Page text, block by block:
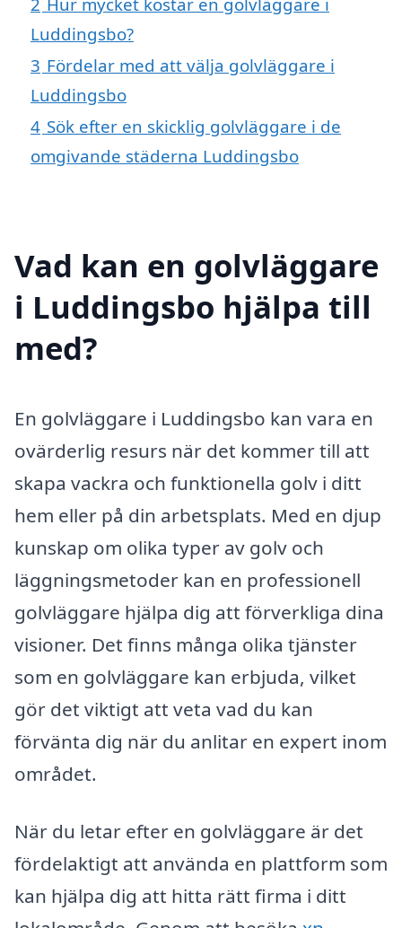
Luddingsbo?
3 Fördelar med att välja golvläggare i
Luddingsbo
4 Sök efter en skicklig golvläggare i de
omgivande städerna Luddingsbo
Vad kan en golvläggare
i Luddingsbo hjälpa till
med?
En golvläggare i Luddingsbo kan vara en
ovärderlig resurs när det kommer till att
skapa vackra och funktionella golv i ditt
hem eller på din arbetsplats. Med en djup
kunskap om olika typer av golv och
läggningsmetoder kan en professionell
golvläggare hjälpa dig att förverkliga dina
visioner. Det finns många olika tjänster
som en golvläggare kan erbjuda, vilket
gör det viktigt att veta vad du kan
förvänta dig när du anlitar en expert inom
området.
När du letar efter en golvläggare är det
fördelaktigt att använda en plattform som
kan hjälpa dig att hitta rätt firma i ditt